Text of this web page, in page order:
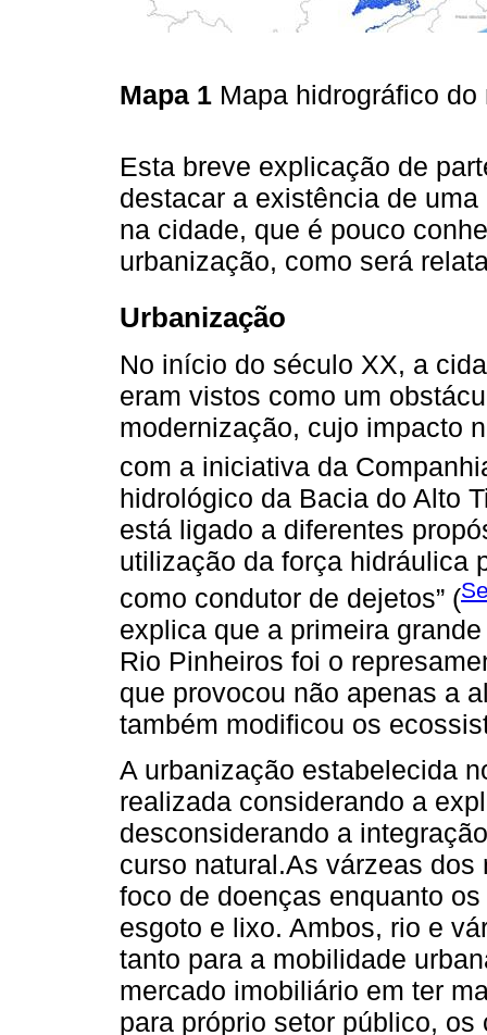
Mapa 1 Mapa hidrográfico
Esta breve explicação de
destacar a existência de
na cidade, que é pouco
urbanização, como será
Urbanização
No início do século XX, a
eram vistos como um
modernização, cujo impacto
com a iniciativa da
hidrológico da Bacia do Alto
está ligado a diferentes
utilização da força hidráulica
como condutor de dejetos” (
explica que a primeira
Rio Pinheiros foi o
que provocou não apenas a
também modificou os
A urbanização estabelecida
realizada considerando a
desconsiderando a
curso natural.As várzeas
foco de doenças enquanto
esgoto e lixo. Ambos, rio e
tanto para a mobilidade
mercado imobiliário em ter
para próprio setor público, os